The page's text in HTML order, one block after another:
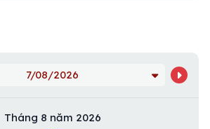
7/08/2026
Tháng 8 năm 2026